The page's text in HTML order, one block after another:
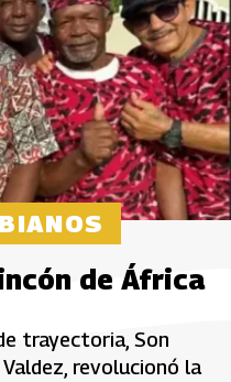
de África
trayectoria, Son
revolucionó la